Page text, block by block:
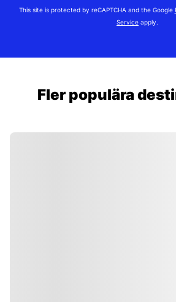
This site is protected by reCAPTCHA and the Google
Service apply.
Fler populära